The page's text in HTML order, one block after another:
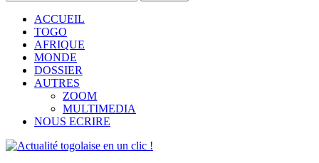
ACCUEIL
TOGO
AFRIQUE
MONDE
DOSSIER
AUTRES
ZOOM
MULTIMEDIA
NOUS ECRIRE